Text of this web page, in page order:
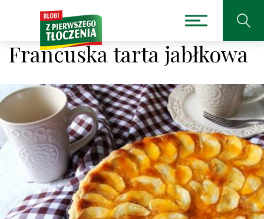
Francuska tarta jabłkowa